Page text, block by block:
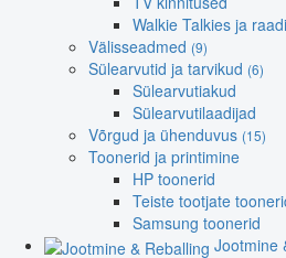
Walkie Talkies ja
Välisseadmed (9)
Sülearvutid ja tarvikud (6)
Sülearvutiakud
Sülearvutilaadijad
Võrgud ja ühenduvus (15)
Toonerid ja printimine
HP toonerid
Teiste tootjate
Samsung toonerid
Jootmine